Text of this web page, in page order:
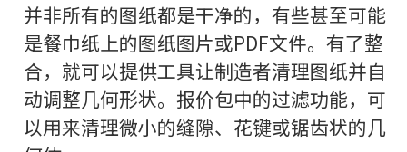
并非所有的图纸都是干净的，有些甚至可能
是餐巾纸上的图纸图片或PDF文件。有了整
合，就可以提供工具让制造者清理图纸并自
动调整几何形状。报价包中的过滤功能，可
以用来清理微小的缝隙、花键或锯齿状的几